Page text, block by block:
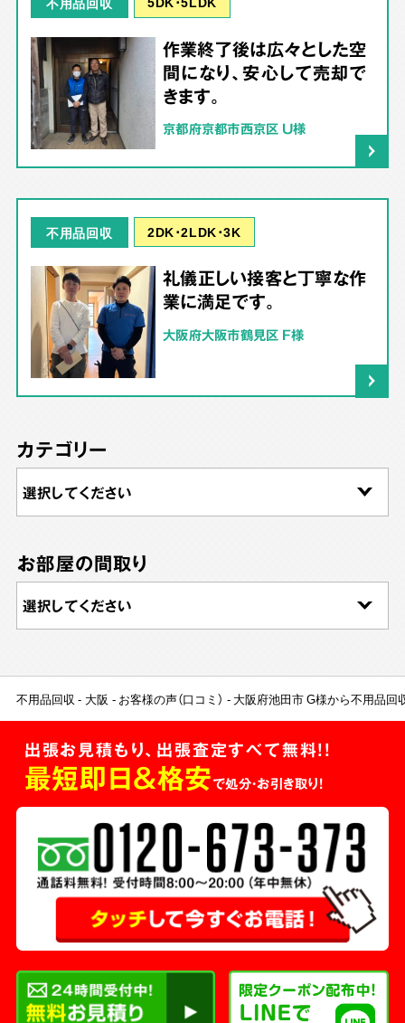
作業終了後は広々とした空
間になり、安心して売却で
きます。
京都府京都市西京区 U様
不用品回収 2DK･2LDK･3K
礼儀正しい接客と丁寧な作
業に満足です。
大阪府大阪市鶴見区 F様
カテゴリー
お部屋の間取り
不用品回収 大阪 お客様の声（口コミ） 大阪府池田市 G様から不用品回
出張お見積もり、出張査定すべて無料!!
最短即日＆格安で処分・お引き取り！